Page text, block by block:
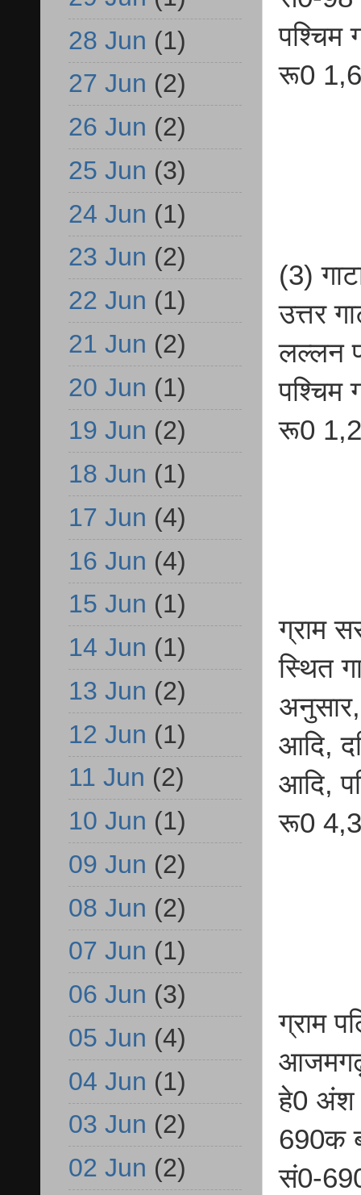
पश्चिम
रू0
(3)
उत्तर
लल्लन
पश्चिम
रू0
ग्राम
स्थित
अनुसार,
आदि,
आदि,
रू0
ग्राम
आजमगढ़
हे0 अंश
690क
सं0-
28 Jun (1)
27 Jun (2)
26 Jun (2)
25 Jun (3)
24 Jun (1)
23 Jun (2)
22 Jun (1)
21 Jun (2)
20 Jun (1)
19 Jun (2)
18 Jun (1)
17 Jun (4)
16 Jun (4)
15 Jun (1)
14 Jun (1)
13 Jun (2)
12 Jun (1)
11 Jun (2)
10 Jun (1)
09 Jun (2)
08 Jun (2)
07 Jun (1)
06 Jun (3)
05 Jun (4)
04 Jun (1)
03 Jun (2)
02 Jun (2)